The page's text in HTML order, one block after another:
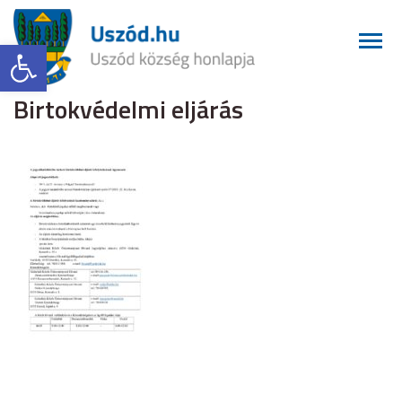
Eszköztár megnyitása
Birtokvédelmi eljárás